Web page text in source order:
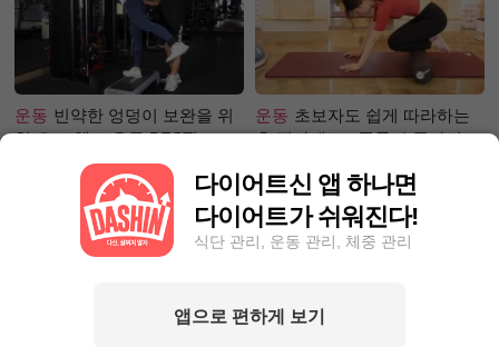
운동 빈약한 엉덩이 보완을 위
한 초보 헬스 운동 BEST!
운동 초보자도 쉽게 따라하는
홈 필라테스 - 폼롤러 종아리 알
다이어트신 앱 하나면
다이어트가 쉬워진다!
식단 관리, 운동 관리, 체중 관리
앱으로 편하게 보기